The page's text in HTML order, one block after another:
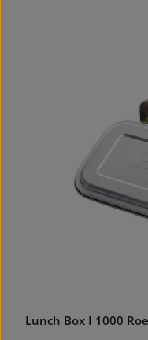
Lunch Box I 1000